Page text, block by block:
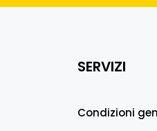
SERVIZI
Condizioni